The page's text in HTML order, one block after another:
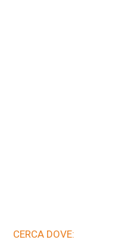
CERCA DOVE: